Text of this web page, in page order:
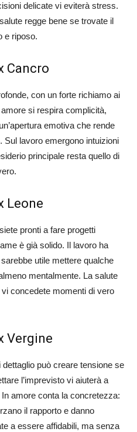
delicate vi eviterà stress.
regge bene se trovate il
e riposo.
Cancro
con un forte richiamo ai
si respira complicità,
emotiva che rende
Sul lavoro emergono intuizioni
principale resta quello di
Leone
pronti a fare progetti
è già solido. Il lavoro ha
utile mettere qualche
mentalmente. La salute
concedete momenti di vero
Vergine
può creare tensione se
l’imprevisto vi aiuterà a
amore conta la concretezza:
il rapporto e danno
a essere affidabili, ma senza